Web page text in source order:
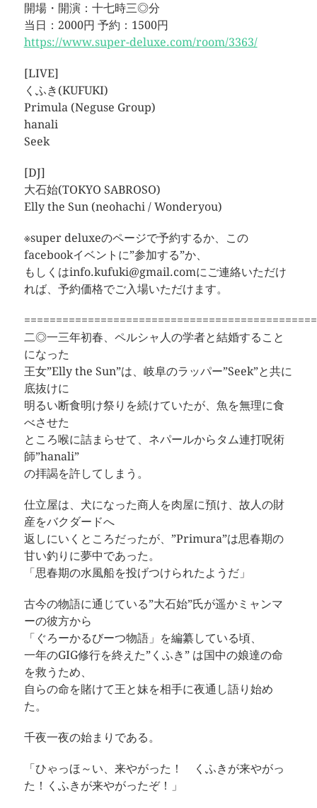
開場・開演：十七時三◎分
当日：2000円 予約：1500円
https://www.super-deluxe.com/room/3363/
[LIVE]
くふき(KUFUKI)
Primula (Neguse Group)
hanali
Seek
[DJ]
大石始(TOKYO SABROSO)
Elly the Sun (neohachi / Wonderyou)
※super deluxeのページで予約するか、この
facebookイベントに”参加する”か、
もしくはinfo.kufuki@gmail.comにご連絡いただけ
れば、予約価格でご入場いただけます。
二◎一三年初春、ペルシャ人の学者と結婚すること
になった
王女”Elly the Sun”は、岐阜のラッパー”Seek”と共に
底抜けに
明るい断食明け祭りを続けていたが、魚を無理に食
べさせた
ところ喉に詰まらせて、ネパールからタム連打呪術
師”hanali”
の拝謁を許してしまう。
仕立屋は、犬になった商人を肉屋に預け、故人の財
産をバクダードへ
返しにいくところだったが、”Primura”は思春期の
甘い釣りに夢中であった。
「思春期の水風船を投げつけられたようだ」
古今の物語に通じている”大石始”氏が遥かミャンマ
ーの彼方から
「ぐろーかるびーつ物語」を編纂している頃、
一年のGIG修行を終えた”くふき” は国中の娘達の命
を救うため、
自らの命を賭けて王と妹を相手に夜通し語り始め
た。
千夜一夜の始まりである。
「ひゃっほ～い、来やがった！ くふきが来やがっ
た！くふきが来やがったぞ！」